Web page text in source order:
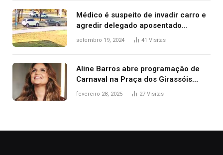
Médico é suspeito de invadir carro e
agredir delegado aposentado
durante confusão no trânsito
setembro 19, 2024 41 Visitas
Aline Barros abre programação de
Carnaval na Praça dos Girassóis
nesta sexta-feira, em Palmas
fevereiro 28, 2025 27 Visitas